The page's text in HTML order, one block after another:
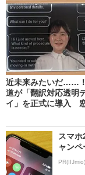
近未来みたいだ……
道が「翻訳対応透明
イ」を正式に導入
スマ
ャンペ
PR(IIJmio)